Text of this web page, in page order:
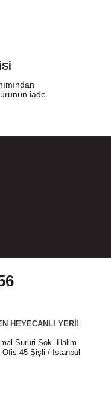
iade
HEYECANLI YERİ!
Sururi Sok. Halim
45 Şişli / İstanbul